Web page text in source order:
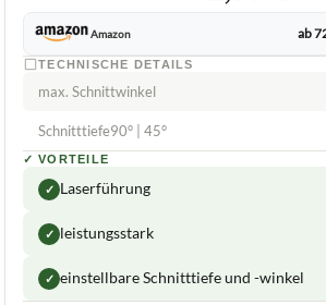
Amazon ab
TECHNISCHE DETAILS
max. Schnittwinkel
Schnitttiefe90° | 45°
✓ VORTEILE
✓ Laserführung
✓ leistungsstark
✓ einstellbare Schnitttiefe und -winkel